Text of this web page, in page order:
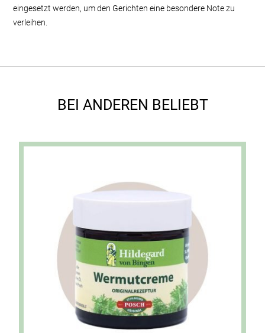
eingesetzt werden, um den Gerichten eine besondere Note zu
verleihen.
BEI ANDEREN BELIEBT